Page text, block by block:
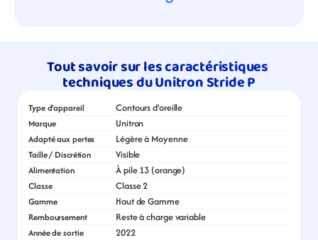
Tout savoir sur les caractéristiques
techniques du Unitron Stride P
Type d’appareil Contours d’oreille
Marque Unitron
Adapté aux pertes Légère à Moyenne
Taille / Discrétion Visible
Alimentation À pile 13 (orange)
Classe Classe 2
Gamme Haut de Gamme
Remboursement Reste à charge variable
Année de sortie 2022